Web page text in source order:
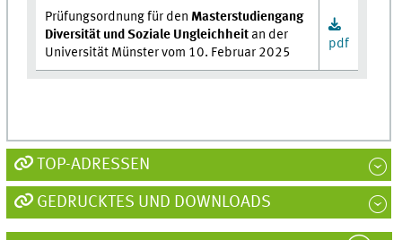
Prüfungsordnung für denMasterstudiengang
Diversität und Soziale Ungleichheit an der
Universität Münster vom 10. Februar 2025
pdf
TOP-ADRESSEN
GEDRUCKTES UND DOWNLOADS